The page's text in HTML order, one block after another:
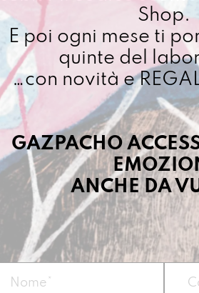
Shop.
E poi ogni mese ti
quinte del
…con novità e
GAZPACHO
ANCHE DA